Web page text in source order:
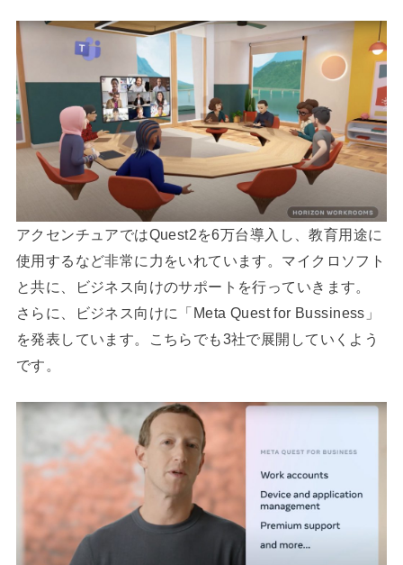
アクセンチュアではQuest2を6万台導入し、教育用途に
使用するなど非常に力をいれています。マイクロソフト
と共に、ビジネス向けのサポートを行っていきます。
さらに、ビジネス向けに「Meta Quest for Bussiness」
を発表しています。こちらでも3社で展開していくよう
です。